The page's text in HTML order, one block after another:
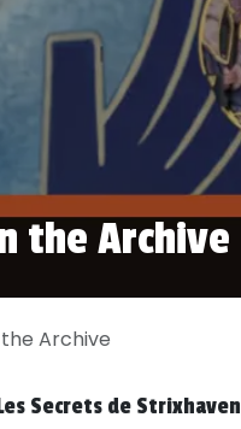
the Archive
Archive
Secrets de Strixhaven